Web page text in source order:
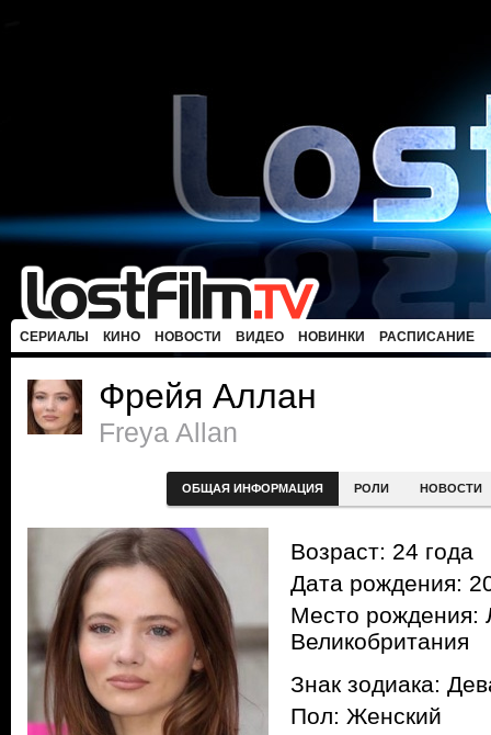
СЕРИАЛЫ КИНО НОВОСТИ ВИДЕО НОВИНКИ РАСПИСАНИЕ
Фрейя Аллан
Freya Allan
ОБЩАЯ ИНФОРМАЦИЯ РОЛИ НОВОСТИ
Возраст: 24 года
Дата рождения:
Место рождения:
Великобритания
Знак зодиака:
Пол: Женский